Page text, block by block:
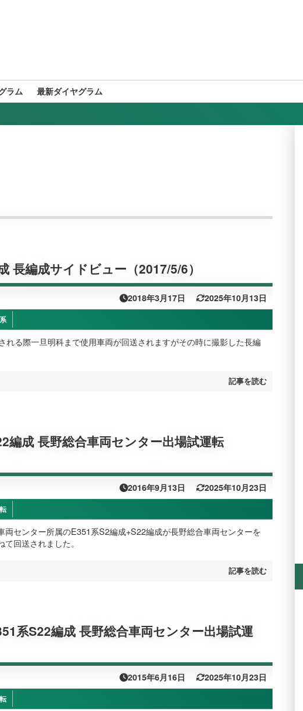
ラム 最新ダイヤグラム
長編成サイドビュー（2017/5/6）
2018年3月17日 2025年10月13日
れる際一旦明科まで使用車両が回送されますがその時に撮影した長編
記事を読む
編成 長野総合車両センター出場試運転
2016年9月13日 2025年10月23日
両センター所属のE351系S2編成+S22編成が長野総合車両センターを
回送されました。
記事を読む
系S22編成 長野総合車両センター出場試運
2015年6月16日 2025年10月23日